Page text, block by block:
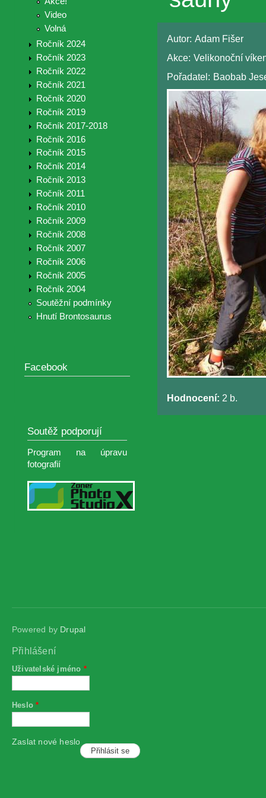
Video
Volná
Ročník 2024
Ročník 2023
Ročník 2022
Ročník 2021
Ročník 2020
Ročník 2019
Ročník 2017-2018
Ročník 2016
Ročník 2015
Ročník 2014
Ročník 2013
Ročník 2011
Ročník 2010
Ročník 2009
Ročník 2008
Ročník 2007
Ročník 2006
Ročník 2005
Ročník 2004
Soutěžní podmínky
Hnutí Brontosaurus
Facebook
Soutěž podporují
Program na úpravu
fotografií
Autor: Adam Fišer
Akce: Velikonoční
Pořadatel: Baobab
Hodnocení: 2 b.
Powered by Drupal
Přihlášení
Uživatelské jméno *
Heslo*
Zaslat nové heslo